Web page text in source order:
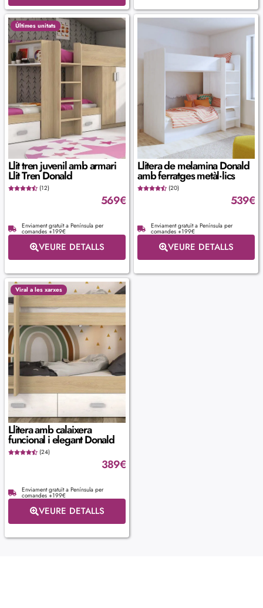
Últimes unitats
Llit tren juvenil amb armari
Llit Tren Donald
(12)
569€
Enviament gratuït a Península per
comandes +199€
VEURE DETALLS
Llitera de melamina Donald
amb ferratges metàl·lics
(20)
539€
Enviament gratuït a Península per
comandes +199€
VEURE DETALLS
Viral a les xarxes
Llitera amb calaixera
funcional i elegant Donald
(24)
389€
Enviament gratuït a Península per
comandes +199€
VEURE DETALLS